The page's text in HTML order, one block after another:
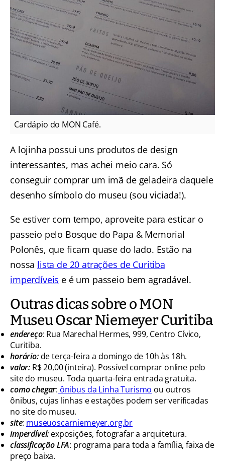
Cardápio do MON Café.
A lojinha possui uns produtos de design
interessantes, mas achei meio cara. Só
conseguir comprar um imã de geladeira daquele
desenho símbolo do museu (sou viciada!).
Se estiver com tempo, aproveite para esticar o
passeio pelo Bosque do Papa & Memorial
Polonês, que ficam quase do lado. Estão na
nossa lista de 20 atrações de Curitiba
imperdíveis e é um passeio bem agradável.
Outras dicas sobre o MON
Museu Oscar Niemeyer Curitiba
endereço: Rua Marechal Hermes, 999, Centro Cívico,
Curitiba.
horário:de terça-feira a domingo de 10h às 18h.
valor: R$ 20,00 (inteira). Possível comprar online pelo
site do museu. Toda quarta-feira entrada gratuita.
como chegar: ônibus da Linha Turismo ou outros
ônibus, cujas linhas e estações podem ser verificadas
no site do museu.
site: museuoscarniemeyer.org.br
imperdível: exposições, fotografar a arquitetura.
classificação LFA: programa para toda a família, faixa de
preço baixa.